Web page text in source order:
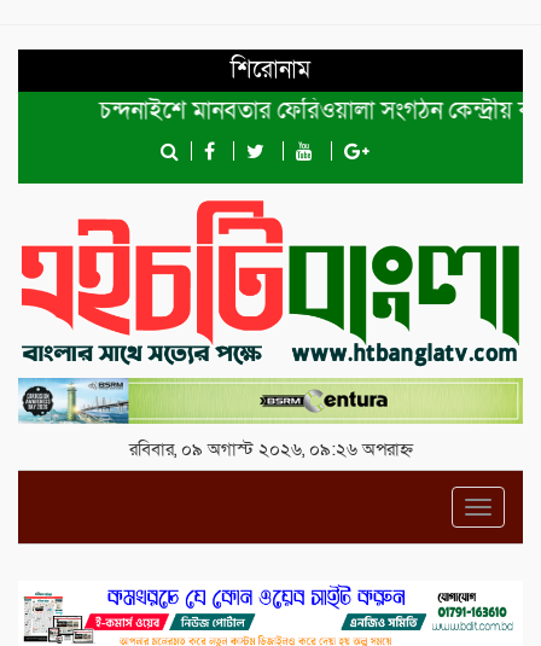
শিরোনাম
চন্দনাইশে মানবতার ফেরিওয়ালা সংগঠন কেন্দ্রীয়
রবিবার, ০৯ অগাস্ট ২০২৬, ০৯:২৬ অপরাহ্ন